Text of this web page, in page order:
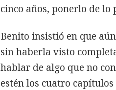
cinco años, ponerlo de
Benito insistió en que
sin haberla visto
hablar de algo que no
estén los cuatro